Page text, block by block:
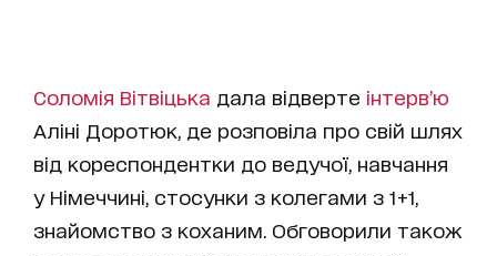
Соломія Вітвіцька дала відверте інтерв’ю
Аліні Доротюк, де розповіла про свій шлях
від кореспондентки до ведучої, навчання
у Німеччині, стосунки з колегами з 1+1,
знайомство з коханим. Обговорили також